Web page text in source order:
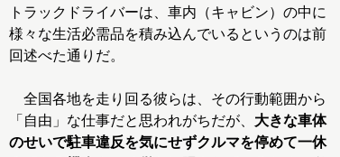
トラックドライバーは、車内（キャビン）の中に
様々な生活必需品を積み込んでいるというのは前
回述べた通りだ。
全国各地を走り回る彼らは、その行動範囲から
「自由」な仕事だと思われがちだが、 大きな車体
のせいで駐車違反を気にせずクルマを停めて一休